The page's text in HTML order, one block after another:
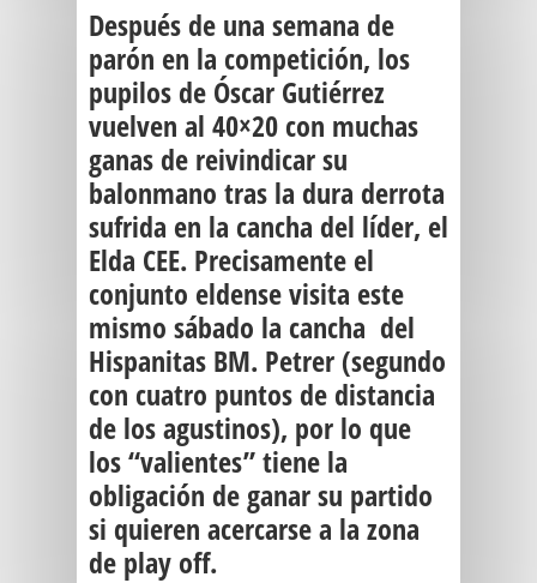
Después de una semana de
parón en la competición, los
pupilos de Óscar Gutiérrez
vuelven al 40×20 con muchas
ganas de reivindicar su
balonmano tras la dura derrota
sufrida en la cancha del líder, el
Elda CEE. Precisamente el
conjunto eldense visita este
mismo sábado la cancha del
Hispanitas BM. Petrer (segundo
con cuatro puntos de distancia
de los agustinos), por lo que
los “valientes” tiene la
obligación de ganar su partido
si quieren acercarse a la zona
de play off.